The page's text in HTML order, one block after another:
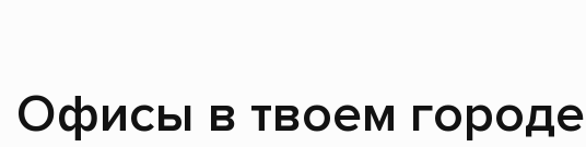
Офисы в твоем